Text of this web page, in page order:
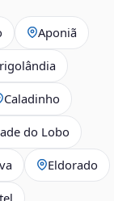
Aponiã
Caladinho
do Lobo
Eldorado